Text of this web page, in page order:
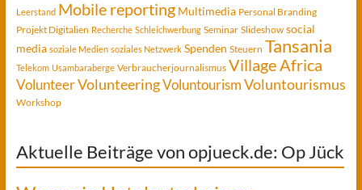
Leerstand Mobile reporting Multimedia Personal Branding
Projekt Digitalien Recherche Schleichwerbung Seminar Slideshow social
media soziale Medien soziales Netzwerk Spenden Steuern Tansania
Telekom Usambaraberge Verbraucherjournalismus Village Africa
VolunteerVolunteeringVoluntourismVoluntourismus
Workshop
Aktuelle Beiträge von opjueck.de: Op Jück